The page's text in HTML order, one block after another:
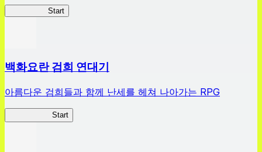
Start
백화요란 검희 연대기
아름다운 검희들과 함께 난세를 헤쳐 나아가는 RPG
Start